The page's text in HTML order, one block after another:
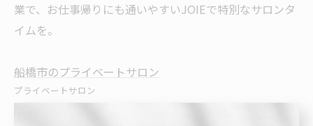
業で、お仕事帰りにも通いやすいJOIEで特別なサロンタ
イムを。
船橋市のプライベートサロン
プライベートサロン